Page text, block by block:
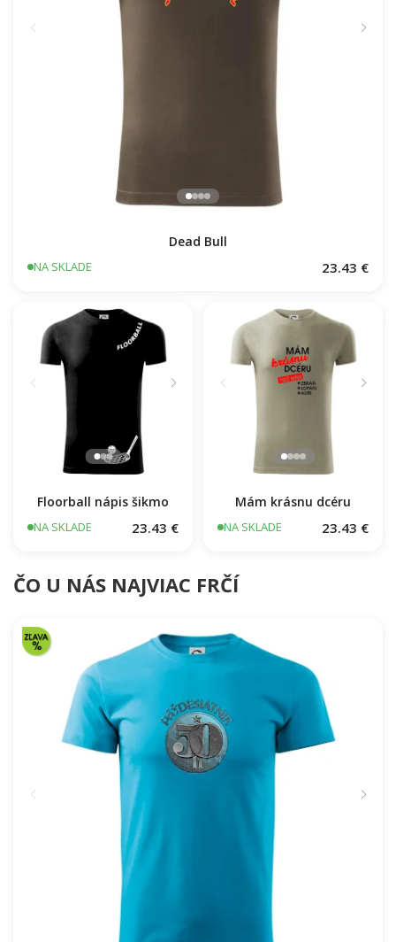
Dead Bull
NA SKLADE 23.43 €
Floorball nápis šikmo
NA SKLADE 23.43 €
Mám krásnu dcéru
NA SKLADE 23.43 €
ČO U NÁS NAJVIAC FRČÍ